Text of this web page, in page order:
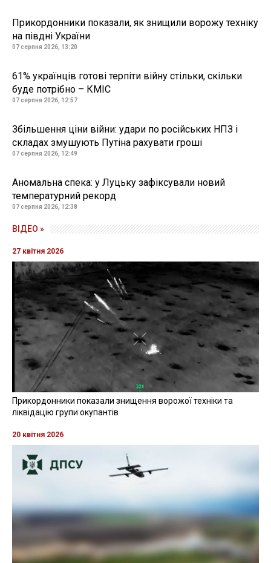
Прикордонники показали, як знищили ворожу техніку
на півдні України
07 серпня 2026, 13:20
61% українців готові терпіти війну стільки, скільки
буде потрібно – КМІС
07 серпня 2026, 12:57
Збільшення ціни війни: удари по російських НПЗ і
складах змушують Путіна рахувати гроші
07 серпня 2026, 12:49
Аномальна спека: у Луцьку зафіксували новий
температурний рекорд
07 серпня 2026, 12:38
ВІДЕО »
27 квітня 2026
Прикордонники показали знищення ворожої техніки та
ліквідацію групи окупантів
20 квітня 2026